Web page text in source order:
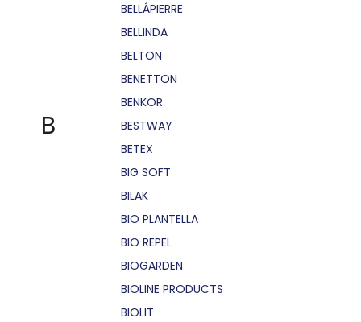
B
BELLÁPIERRE
BELLINDA
BELTON
BENETTON
BENKOR
BESTWAY
BETEX
BIG SOFT
BILAK
BIO PLANTELLA
BIO REPEL
BIOGARDEN
BIOLINE PRODUCTS
BIOLIT